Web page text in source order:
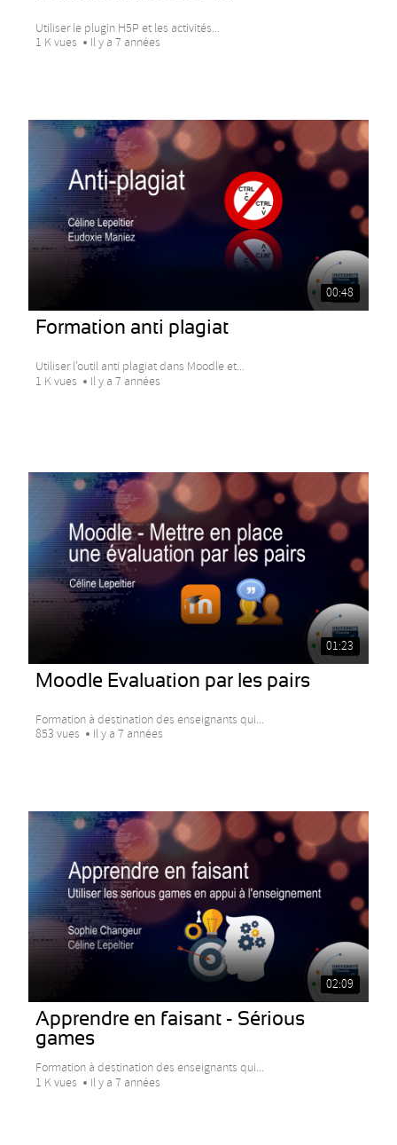
Utiliser le plugin H5P et les activités...
1 K vues
Il y a 7 années
00:48
Formation anti plagiat
Utiliser l’outil anti plagiat dans Moodle et...
1 K vues
Il y a 7 années
01:23
Moodle Evaluation par les pairs
Formation à destination des enseignants qui...
853 vues
Il y a 7 années
02:09
Apprendre en faisant - Sérious
games
Formation à destination des enseignants qui...
1 K vues
Il y a 7 années